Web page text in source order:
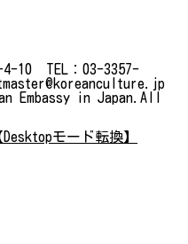
4-10 TEL：03-3357-
Embassy in Japan.All
Desktopモード転換】